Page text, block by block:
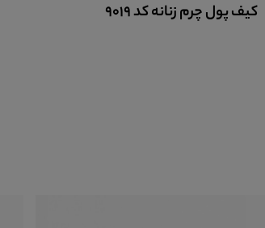
کلاه چرم ph102